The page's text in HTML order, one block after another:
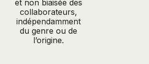
et non biaisée des
collaborateurs,
indépendamment
du genre ou de
l’origine.